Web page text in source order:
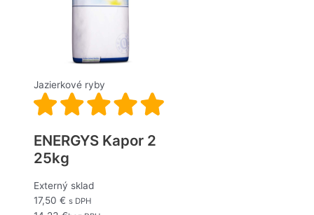
Jazierkové ryby
ENERGYS Kapor 2
25kg
Externý sklad
17,50 € s DPH